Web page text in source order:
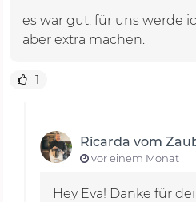
es war gut. für uns werde
aber extra machen.
1
Ricarda vom
vor einem Monat
Hey Eva! Danke für